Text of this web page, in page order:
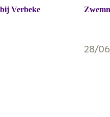
Verbeke
28/